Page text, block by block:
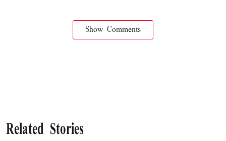
Show Comments
Related Stories